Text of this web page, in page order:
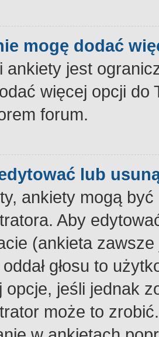
mogę dodać
ankiety jest
więcej opcji
forum.
lub
ankiety mogą
Aby
(ankieta
głosu to
opcje, jeśli jednak
może to